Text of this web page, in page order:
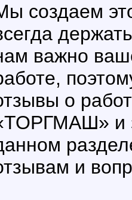
создаем
важно
о
и
и